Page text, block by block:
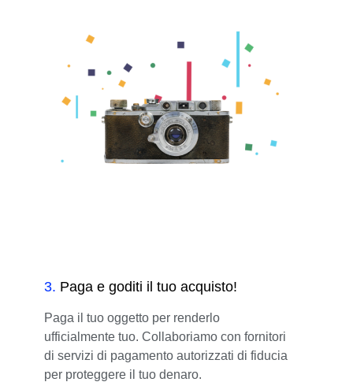
3. Paga e goditi il tuo acquisto!
Paga il tuo oggetto per renderlo
ufficialmente tuo. Collaboriamo con fornitori
di servizi di pagamento autorizzati di fiducia
per proteggere il tuo denaro.